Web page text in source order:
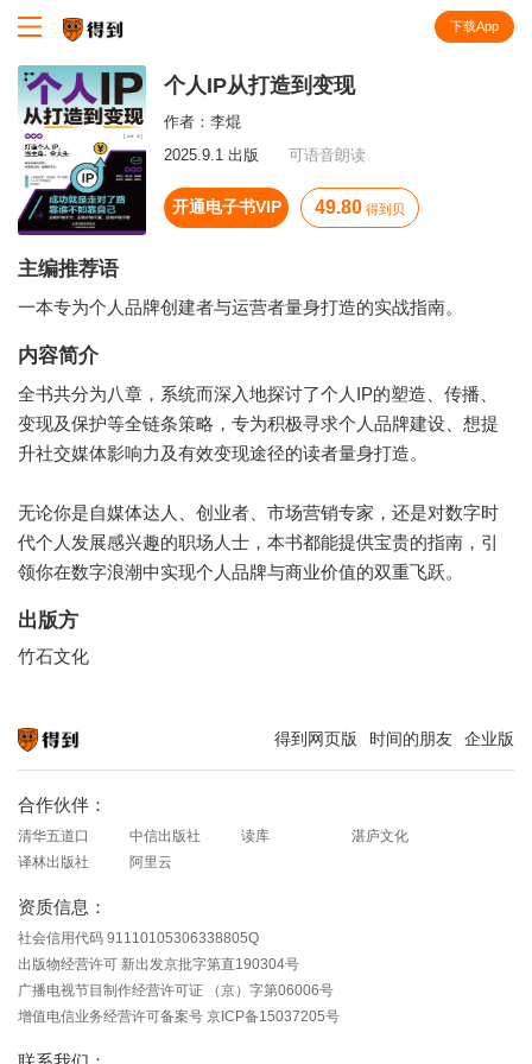
下载App
个人IP从打造到变现
作者： 李焜
2025.9.1 出版
可语音朗读
开通电子书VIP 49.80 得到贝
主编推荐语
一本专为个人品牌创建者与运营者量身打造的实战指南。
内容简介
全书共分为八章，系统而深入地探讨了个人IP的塑造、传播、
变现及保护等全链条策略，专为积极寻求个人品牌建设、想提
升社交媒体影响力及有效变现途径的读者量身打造。
无论你是自媒体达人、创业者、市场营销专家，还是对数字时
代个人发展感兴趣的职场人士，本书都能提供宝贵的指南，引
领你在数字浪潮中实现个人品牌与商业价值的双重飞跃。
出版方
竹石文化
得到网页版 时间的朋友 企业版
合作伙伴：
清华五道口 中信出版社 读库
湛庐文化
译林出版社
阿里云
资质信息：
社会信用代码 91110105306338805Q
出版物经营许可 新出发京批字第直190304号
广播电视节目制作经营许可证 （京）字第06006号
增值电信业务经营许可备案号 京ICP备15037205号